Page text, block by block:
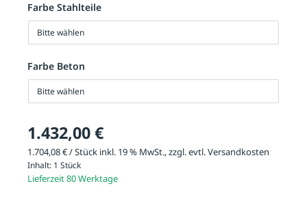
Farbe Stahlteile
Bitte wählen
Farbe Beton
Bitte wählen
1.432,00 €
1.704,08 € / Stück inkl. 19 % MwSt., zzgl. evtl.Versandkosten
Inhalt: 1 Stück
Lieferzeit 80 Werktage